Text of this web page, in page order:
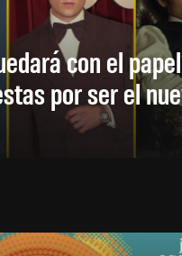
con el
por ser el